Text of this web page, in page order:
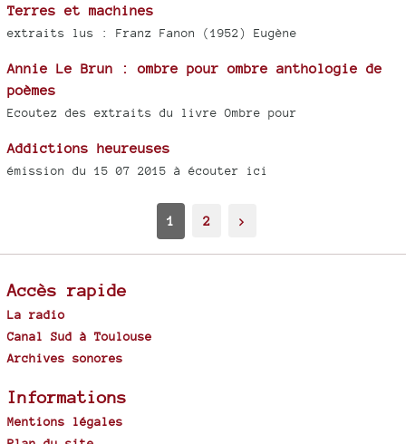
Terres et machines
extraits lus : Franz Fanon (1952) Eugène
Annie Le Brun : ombre pour ombre anthologie de
poèmes
Ecoutez des extraits du livre Ombre pour
Addictions heureuses
émission du 15 07 2015 à écouter ici
1 2 >
Accès rapide
La radio
Canal Sud à Toulouse
Archives sonores
Informations
Mentions légales